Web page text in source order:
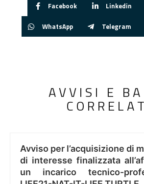
Facebook Linkedin
WhatsApp Telegram
AVVISI E
Avviso per l’acquisizione di
di interesse finalizzata
un incarico tecnico-